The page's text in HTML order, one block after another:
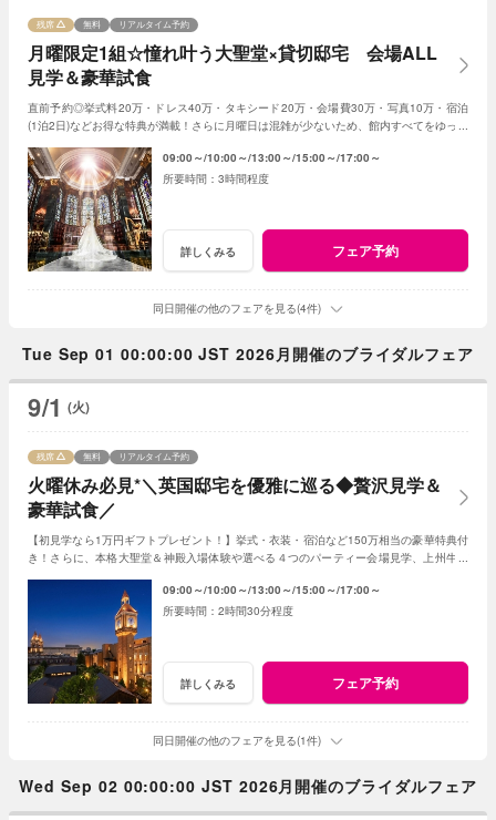
月曜限定1組☆憧れ叶う大聖堂×貸切邸宅 会場ALL
見学＆豪華試食
残席 無料 リアルタイム予約
直前予約◎挙式料20万・ドレス40万・タキシード20万・会場費30万・写真10万・宿泊
(1泊2日)などお得な特典が満載！さらに月曜日は混雑が少ないため、館内すべてをゆった
09:00～ 10:00～ 13:00～ 15:00～ 17:00～
3時間程度
詳しくみる フェア予約
同日開催の他のフェアを見る(4件)
Tue Sep 01 00:00:00 JST 2026月開催のブライダルフェア
9/1 (火)
火曜休み必見*＼英国邸宅を優雅に巡る◆贅沢見学＆
豪華試食／
残席 無料 リアルタイム予約
【初見学なら1万円ギフトプレゼント！】挙式・衣装・宿泊など150万相当の豪華特典付
き！さらに、本格大聖堂＆神殿入場体験や選べる４つのパーティー会場見学、上州牛が
09:00～ 10:00～ 13:00～ 15:00～ 17:00～
2時間30分程度
詳しくみる フェア予約
同日開催の他のフェアを見る(1件)
Wed Sep 02 00:00:00 JST 2026月開催のブライダルフェア